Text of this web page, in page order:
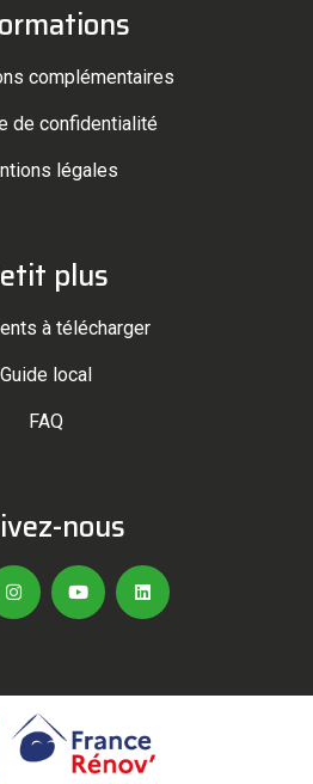
complémentaires
de confidentialité
légales
plus
à télécharger
Guide local
FAQ
nous